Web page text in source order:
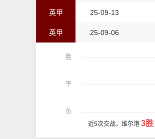
英甲 25-09-13
英甲 25-09-06
胜
平
负
近5次交战，维尔港 3胜